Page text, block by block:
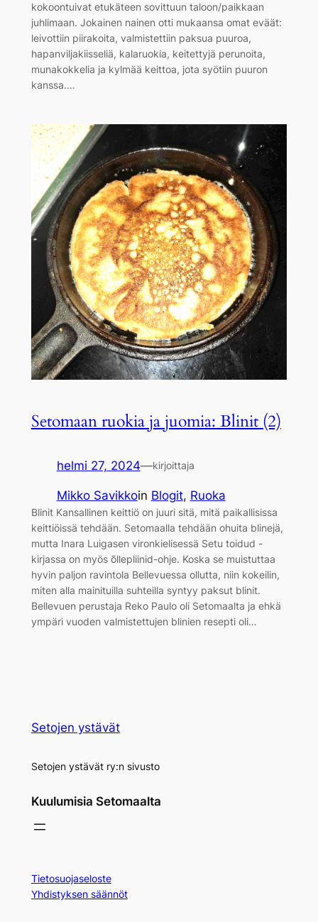
kokoontuivat etukäteen sovittuun taloon/paikkaan
juhlimaan. Jokainen nainen otti mukaansa omat eväät:
leivottiin piirakoita, valmistettiin paksua puuroa,
hapanviljakiisseliä, kalaruokia, keitettyjä perunoita,
munakokkelia ja kylmää keittoa, jota syötiin puuron
kanssa.…
Setomaan ruokia ja juomia: Blinit (2)
helmi 27, 2024—kirjoittaja
Mikko Savikkoin Blogit, Ruoka
Blinit Kansallinen keittiö on juuri sitä, mitä paikallisissa
keittiöissä tehdään. Setomaalla tehdään ohuita blinejä,
mutta Inara Luigasen vironkielisessä Setu toidud -
kirjassa on myös õllepliinid-ohje. Koska se muistuttaa
hyvin paljon ravintola Bellevuessa ollutta, niin kokeilin,
miten alla mainituilla suhteilla syntyy paksut blinit.
Bellevuen perustaja Reko Paulo oli Setomaalta ja ehkä
ympäri vuoden valmistettujen blinien resepti oli…
Setojen ystävät
Setojen ystävät ry:n sivusto
Kuulumisia Setomaalta
Tietosuojaseloste
Yhdistyksen säännöt